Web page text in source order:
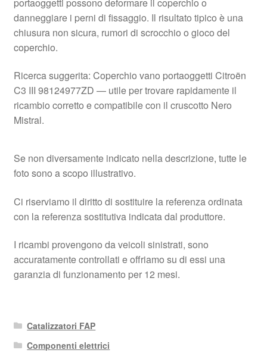
danneggiare i perni di fissaggio. Il risultato tipico è una
chiusura non sicura, rumori di scrocchio o gioco del
coperchio.
Ricerca suggerita: Coperchio vano portaoggetti Citroën
C3 III 98124977ZD — utile per trovare rapidamente il
ricambio corretto e compatibile con il cruscotto Nero
Mistral.
Se non diversamente indicato nella descrizione, tutte le
foto sono a scopo illustrativo.
Ci riserviamo il diritto di sostituire la referenza ordinata
con la referenza sostitutiva indicata dal produttore.
I ricambi provengono da veicoli sinistrati, sono
accuratamente controllati e offriamo su di essi una
garanzia di funzionamento per 12 mesi.
Catalizzatori FAP
Componenti elettrici